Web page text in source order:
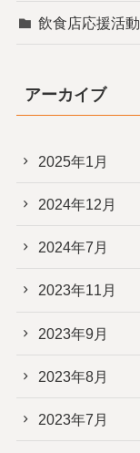
飲食店応援活動
アーカイブ
2025年1月
2024年12月
2024年7月
2023年11月
2023年9月
2023年8月
2023年7月